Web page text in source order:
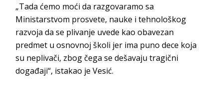
„Tada ćemo moći da razgovaramo sa
Ministarstvom prosvete, nauke i tehnološkog
razvoja da se plivanje uvede kao obavezan
predmet u osnovnoj školi jer ima puno dece koja
su neplivači, zbog čega se dešavaju tragični
događaji“, istakao je Vesić.